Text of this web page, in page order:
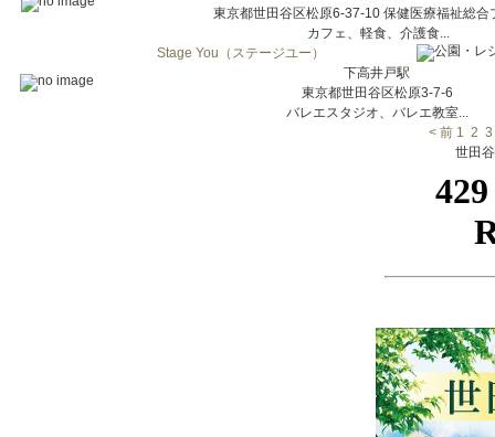
東京都世田谷区松原6-37-10 保健医療福祉総合
カフェ、軽食、介護食...
Stage You（ステージユー）
下高井戸駅
東京都世田谷区松原3-7-6
バレエスタジオ、バレエ教室...
< 前 1 2 3
世田